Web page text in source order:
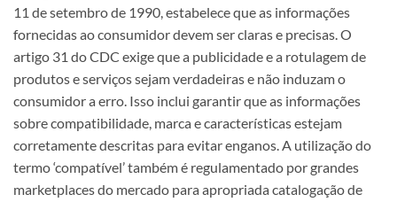
11 de setembro de 1990, estabelece que as informações
fornecidas ao consumidor devem ser claras e precisas. O
artigo 31 do CDC exige que a publicidade e a rotulagem de
produtos e serviços sejam verdadeiras e não induzam o
consumidor a erro. Isso inclui garantir que as informações
sobre compatibilidade, marca e características estejam
corretamente descritas para evitar enganos. A utilização do
termo ‘compatível’ também é regulamentado por grandes
marketplaces do mercado para apropriada catalogação de